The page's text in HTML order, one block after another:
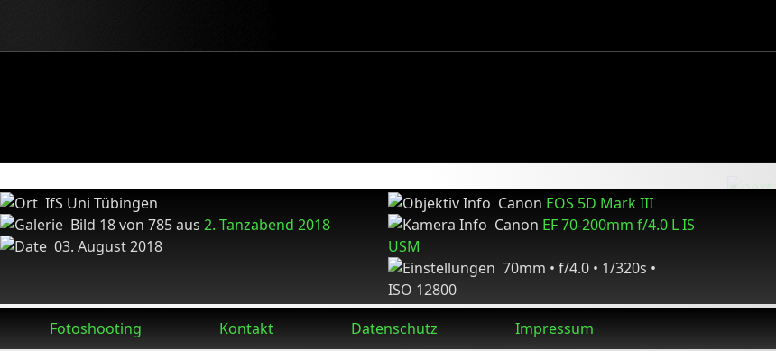
IfS Uni Tübingen
Bild 18 von 785 aus 2. Tanzabend 2018
03. August 2018
Canon EOS 5D Mark III
Canon EF 70-200mm f/4.0 L IS
USM
70mm • f/4.0 • 1/320s •
ISO 12800
Fotoshooting Kontakt Datenschutz Impressum